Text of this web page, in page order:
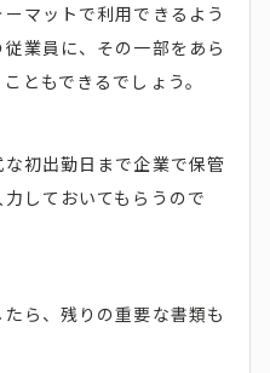
マットで利用できるよう
業員に、その一部をあら
ともできるでしょう。
初出勤日まで企業で保管
しておいてもらうので
ら、残りの重要な書類も